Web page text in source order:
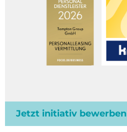
Jetzt initiativ bewerben